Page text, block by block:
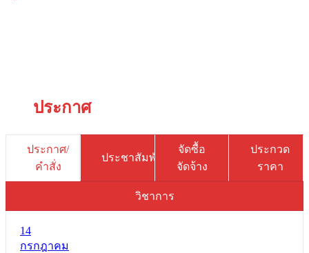
ประกาศ
ประกาศ/
คำสั่ง
ประชาสัมพันธ์
จัดซื้อ
จัดจ้าง
ประกวด
ราคา
วิชาการ
14
กรกฎาคม